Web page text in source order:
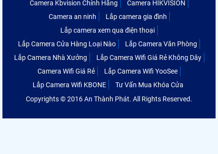
Camera Kbvision Chính Hãng
Camera HIKVISION
Camera an ninh
Lắp camera gia đình
Lắp camera xem qua điện thoại
Lắp Camera Cửa Hàng Loại Nào
Lắp Camera Văn Phòng
Lắp Camera Nhà Xưởng
Lắp Camera Wifi Giá Rẻ Không Dây
Camera Wifi Giá Rẻ
Lắp Camera Wifi YooSee
Lắp Camera Wifi KBONE
Tư Vấn Mua Khóa Cửa
Copyrights © 2016 An Thành Phát. All Rights Reserved.